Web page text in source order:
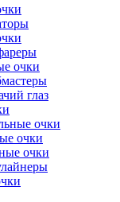
очки
глаз
очки
очки
очки